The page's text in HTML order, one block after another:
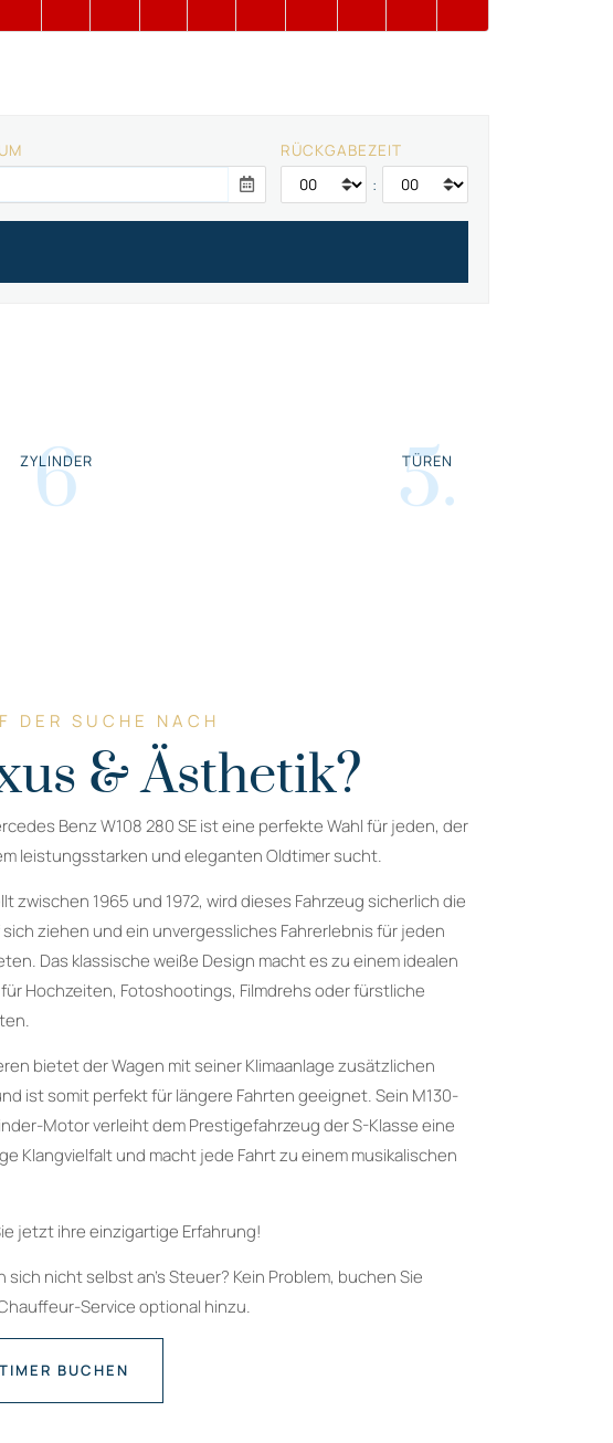
RÜCKGABEZEIT
:
6
ZYLINDER 5.
TÜREN
DER SUCHE NACH
& Ästhetik?
Benz W108 280 SE ist eine perfekte Wahl für jeden, der
leistungsstarken und eleganten Oldtimer sucht.
zwischen 1965 und 1972, wird dieses Fahrzeug sicherlich die
sich ziehen und ein unvergessliches Fahrerlebnis für jeden
Das klassische weiße Design macht es zu einem idealen
Hochzeiten, Fotoshootings, Filmdrehs oder fürstliche
bietet der Wagen mit seiner Klimaanlage zusätzlichen
ist somit perfekt für längere Fahrten geeignet. Sein M130-
Motor verleiht dem Prestigefahrzeug der S-Klasse eine
Klangvielfalt und macht jede Fahrt zu einem musikalischen
jetzt ihre einzigartige Erfahrung!
sich nicht selbst an’s Steuer? Kein Problem, buchen Sie
Service optional hinzu.
BUCHEN